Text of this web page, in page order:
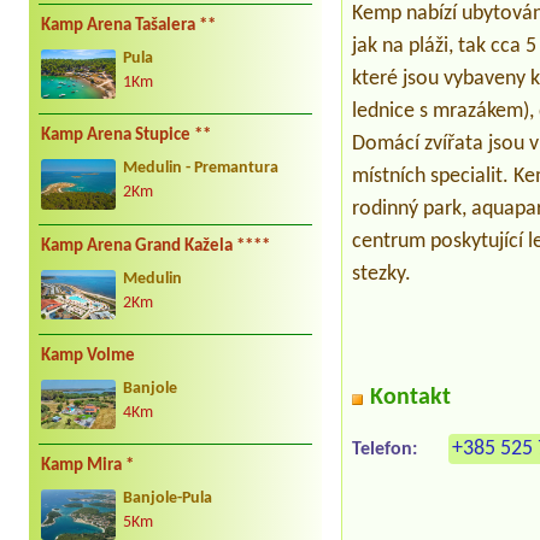
Kamp Arena Tašalera **
Pula
1Km
Kamp Arena Stupice **
Medulin - Premantura
2Km
Kamp Arena Grand Kažela ****
Medulin
2Km
Kamp Volme
Banjole
4Km
Kamp Mira *
Banjole-Pula
5Km
Kemp nabízí
jak na pláži, tak cca
které jsou vybaveny
lednice s
Domácí zvířata jsou
místních specialit.
rodinný park,
centrum poskytující
stezky.
Kontakt
Telefon: +385 525